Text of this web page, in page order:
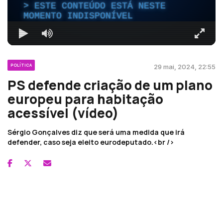
ESTE CONTEÚDO ESTÁ NESTE
MOMENTO INDISPONÍVEL
POLÍTICA 29 mai, 2024, 22:55
PS defende criação de um plano
europeu para habitação
acessível (vídeo)
Sérgio Gonçalves diz que será uma medida que irá
defender, caso seja eleito eurodeputado.<br />